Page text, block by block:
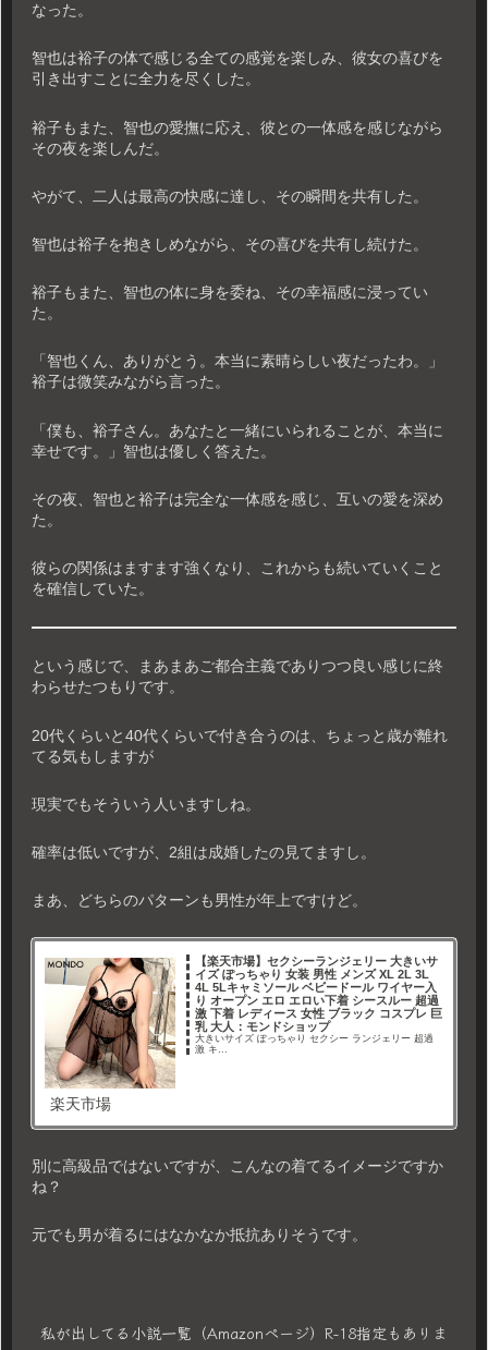
なった。
智也は裕子の体で感じる全ての感覚を楽しみ、彼女の喜びを
引き出すことに全力を尽くした。
裕子もまた、智也の愛撫に応え、彼との一体感を感じながら
その夜を楽しんだ。
やがて、二人は最高の快感に達し、その瞬間を共有した。
智也は裕子を抱きしめながら、その喜びを共有し続けた。
裕子もまた、智也の体に身を委ね、その幸福感に浸ってい
た。
「智也くん、ありがとう。本当に素晴らしい夜だったわ。」
裕子は微笑みながら言った。
「僕も、裕子さん。あなたと一緒にいられることが、本当に
幸せです。」智也は優しく答えた。
その夜、智也と裕子は完全な一体感を感じ、互いの愛を深め
た。
彼らの関係はますます強くなり、これからも続いていくこと
を確信していた。
という感じで、まあまあご都合主義でありつつ良い感じに終
わらせたつもりです。
20代くらいと40代くらいで付き合うのは、ちょっと歳が離れ
てる気もしますが
現実でもそういう人いますしね。
確率は低いですが、2組は成婚したの見てますし。
まあ、どちらのパターンも男性が年上ですけど。
【楽天市場】セクシーランジェリー 大きいサ
イズ ぽっちゃり 女装 男性 メンズ XL 2L 3L
4L 5Lキャミソール ベビードール ワイヤー入
り オープン エロ エロい下着 シースルー 超過
激 下着 レディース 女性 ブラック コスプレ 巨
乳 大人：モンドショップ
大きいサイズ ぽっちゃり セクシー ランジェリー 超過
激 キ...
楽天市場
別に高級品ではないですが、こんなの着てるイメージですか
ね？
元でも男が着るにはなかなか抵抗ありそうです。
私が出してる小説一覧（Amazonページ）R-18指定もありま